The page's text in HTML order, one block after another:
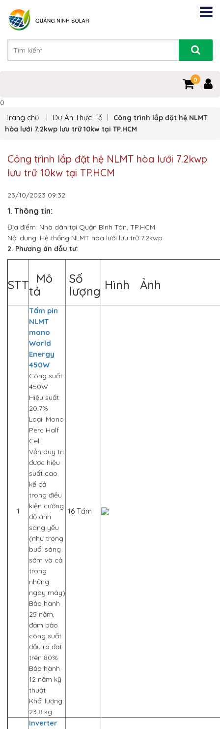
0
0
Trang chủ Dự Án Thực Tế
Công trình lắp đặt hệ NLMT
hòa lưới 7.2kwp lưu trữ 10kw tại TP.HCM
Công trình lắp đặt hệ NLMT hòa lưới 7.2kwp
lưu trữ 10kw tại TP.HCM
23/10/2023 09:32
1. Thông tin:
Địa điểm: Nhà dân tại Quận Bình Tân, TP.HCM
Nội dung: Hệ thống NLMT hòa lưới lưu trữ 7.2kwp
2. Phương án đầu tư:
STT Mô
tả
Số
lượng Hình Ảnh
1
Tấm pin
NLMT
mono
World
Energy
450W
Công suất:
450W
Hiệu suất:
20.7%
Loại: Mono
Perc Half
Cell
Vẫn duy trì
được hiệu
suất cao
kể cả
trong điều
kiện cường
độ ánh
sáng yếu
(như trong
buổi sáng
sớm và cả
trong
những
ngày mây)
Bảo hành
25 năm,
đảm bảo
công suất
đầu ra đạt
trên 80%
Bảo hành
12 năm kỹ
thuật
Khối lượng:
23.8 kg
16 Tấm
Inverter